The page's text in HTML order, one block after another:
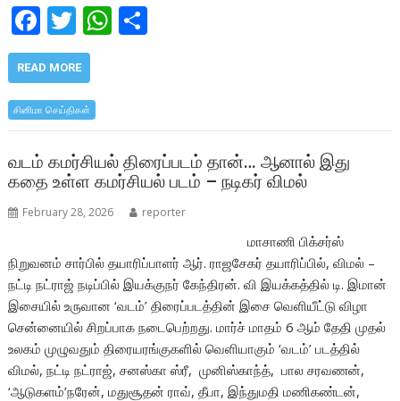
F
ac
e
b
o
o
k
T
w
itt
er
W
A
p
p
READ MORE
சினிமா செய்திகள்
வடம் கமர்சியல் திரைப்படம் தான்… ஆனால் இது
கதை உள்ள கமர்சியல் படம் – நடிகர் விமல்
February 28, 2026 reporter
மாசாணி பிக்சர்ஸ்
நிறுவனம் சார்பில் தயாரிப்பாளர் ஆர். ராஜசேகர் தயாரிப்பில், விமல் –
நட்டி நட்ராஜ் நடிப்பில் இயக்குநர் கேந்திரன். வி இயக்கத்தில் டி. இமான்
இசையில் உருவான ‘வடம்’ திரைப்படத்தின் இசை வெளியீட்டு விழா
சென்னையில் சிறப்பாக நடைபெற்றது. மார்ச் மாதம் 6 ஆம் தேதி முதல்
உலகம் முழுவதும் திரையரங்குகளில் வெளியாகும் ‘வடம்’ படத்தில்
விமல், நட்டி நட்ராஜ், சனஸ்கா ஸ்ரீ, முனிஸ்காந்த், பால சரவணன்,
‘ஆடுகளம்’நரேன், மதுசூதன் ராவ், தீபா, இந்துமதி மணிகண்டன்,